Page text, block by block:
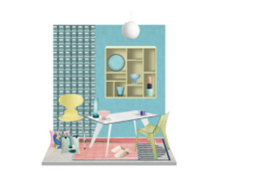
#대리석
#마블
#마블 테이블
#쇼핑
#테이블